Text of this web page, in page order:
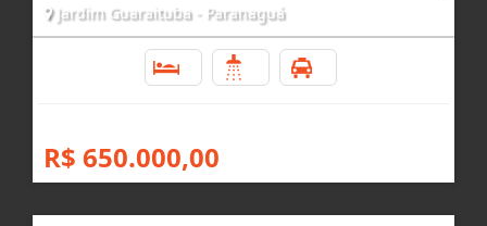
Jardim Guaraituba - Paranaguá
R$ 650.000,00